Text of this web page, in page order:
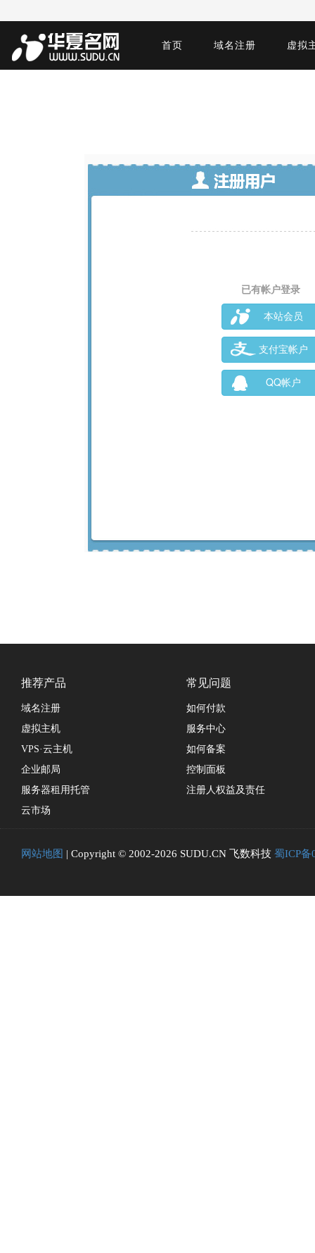
首页 域名注册 虚拟
已有帐户登录
本站会员
支付宝帐户
QQ帐户
推荐产品
域名注册
虚拟主机
VPS·云主机
企业邮局
服务器租用托管
云市场
常见问题
如何付款
服务中心
如何备案
控制面板
注册人权益及责任
网站地图 | Copyright © 2002-2026 SUDU.CN 飞数科技 蜀ICP备